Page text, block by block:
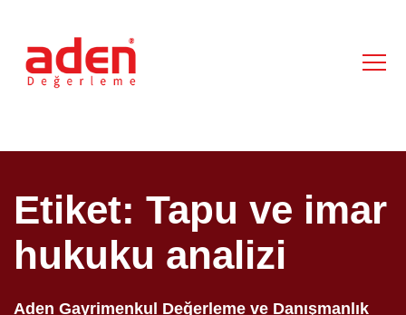
Etiket: Tapu ve imar
hukuku analizi
Aden Gayrimenkul Değerleme ve Danışmanlık